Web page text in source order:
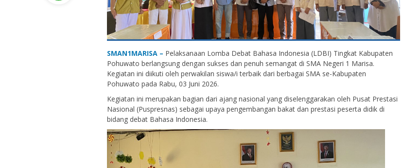
SMAN1MARISA – Pelaksanaan Lomba Debat Bahasa Indonesia (LDBI) Tingkat Kabupaten
Pohuwato berlangsung dengan sukses dan penuh semangat di SMA Negeri 1 Marisa.
Kegiatan ini diikuti oleh perwakilan siswa/i terbaik dari berbagai SMA se-Kabupaten
Pohuwato pada Rabu, 03 Juni 2026.
Kegiatan ini merupakan bagian dari ajang nasional yang diselenggarakan oleh Pusat Prestasi
Nasional (Puspresnas) sebagai upaya pengembangan bakat dan prestasi peserta didik di
bidang debat Bahasa Indonesia.